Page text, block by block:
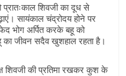
प्रातःकाल शिवजी का दूध से
सायंकाल चंद्रोदय होने पर
भोग अर्पित करके बहू को
जीवन सदैव खुशहाल रहता है।
की प्रतिमा रखकर कुश के